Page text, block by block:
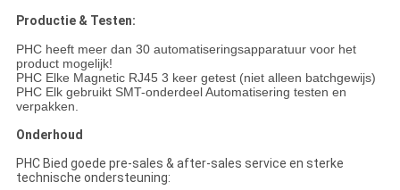
Productie & Testen:
PHC heeft meer dan 30 automatiseringsapparatuur voor het
product mogelijk!
PHC Elke Magnetic RJ45 3 keer getest (niet alleen batchgewijs)
PHC Elk gebruikt SMT-onderdeel Automatisering testen en
verpakken.
Onderhoud
PHC Bied goede pre-sales & after-sales service en sterke
technische ondersteuning: